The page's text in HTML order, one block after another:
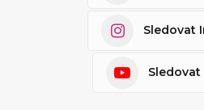
Sledovat
Sledovat